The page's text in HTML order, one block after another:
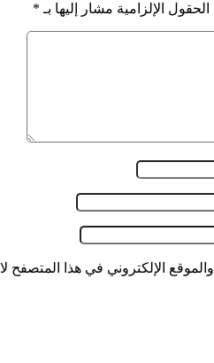
الحقول الإلزامية مشار إليها بـ *
الإلكتروني في هذا المتصفح